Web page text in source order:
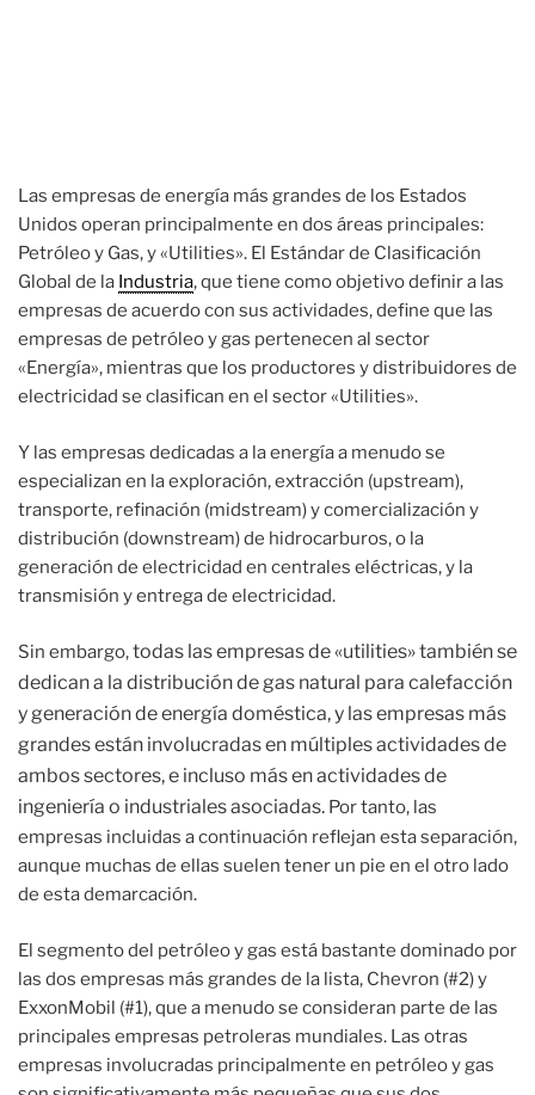
Las empresas de energía más grandes de los Estados
Unidos operan principalmente en dos áreas principales:
Petróleo y Gas, y «Utilities». El Estándar de Clasificación
Global de la Industria, que tiene como objetivo definir a las
empresas de acuerdo con sus actividades, define que las
empresas de petróleo y gas pertenecen al sector
«Energía», mientras que los productores y distribuidores de
electricidad se clasifican en el sector «Utilities».
Y las empresas dedicadas a la energía a menudo se
especializan en la exploración, extracción (upstream),
transporte, refinación (midstream) y comercialización y
distribución (downstream) de hidrocarburos, o la
generación de electricidad en centrales eléctricas, y la
transmisión y entrega de electricidad.
Sin embargo,todas las empresas de «utilities» también se
dedican a la distribución de gas natural para calefacción
y generación de energía doméstica, y las empresas más
grandes están involucradas en múltiples actividades de
ambos sectores, e incluso más en actividades de
ingeniería o industriales asociadas. Por tanto, las
empresas incluidas a continuación reflejan esta separación,
aunque muchas de ellas suelen tener un pie en el otro lado
de esta demarcación.
El segmento del petróleo y gas está bastante dominado por
las dos empresas más grandes de la lista, Chevron (#2) y
ExxonMobil (#1), que a menudo se consideran parte de las
principales empresas petroleras mundiales. Las otras
empresas involucradas principalmente en petróleo y gas